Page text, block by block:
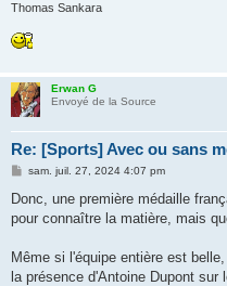
Thomas Sankara
Erwan G
Envoyé de la Source
Re: [Sports] Avec ou sans
M
s
a
sam. juil. 27, 2024 4:07 pm
Donc, une première médaille
pour connaître la matière, mais
Même si l'équipe entière est
la présence d'Antoine Dupont